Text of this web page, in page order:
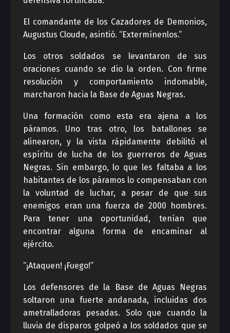
El comandante de los Cazadores de Demonios,
Augustus Cloude, asintió. “Extermínenlos.”
Los otros soldados se levantaron de sus
oraciones cuando se dio la orden. Con firme
resolución y comportamiento indomable,
marcharon hacia la Base de Aguas Negras.
Una formación como esta era ajena a los
páramos. Uno tras otro, los batallones se
alinearon, y la vista rápidamente debilitó el
espíritu de lucha de los guerreros de Aguas
Negras. Sin embargo, lo que les faltaba a los
habitantes de los páramos lo compensaban con
la voluntad de luchar, a pesar de que sus
enemigos eran una fuerza de 2000 hombres.
Para tener una oportunidad, tenían que
encontrar alguna forma de encaminar al
ejército.
“¡Ataquen! ¡Fuego!”
Los defensores de la Base de Aguas Negras
soltaron una fuerte andanada, incluidas dos
ametralladoras pesadas. Solo que cuando la
lluvia de disparos golpeó a los soldados que se